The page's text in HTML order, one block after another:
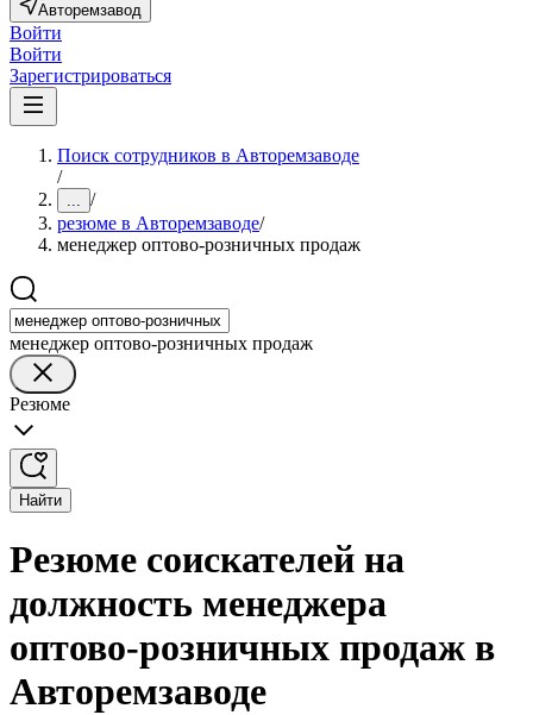
Авторемзавод
Войти
Войти
Зарегистрироваться
Поиск сотрудников в Авторемзаводе
/
... /
резюме в Авторемзаводе/
менеджер оптово-розничных продаж
менеджер оптово-розничных продаж
Резюме
Найти
Резюме соискателей на
должность менеджера
оптово-розничных продаж в
Авторемзаводе